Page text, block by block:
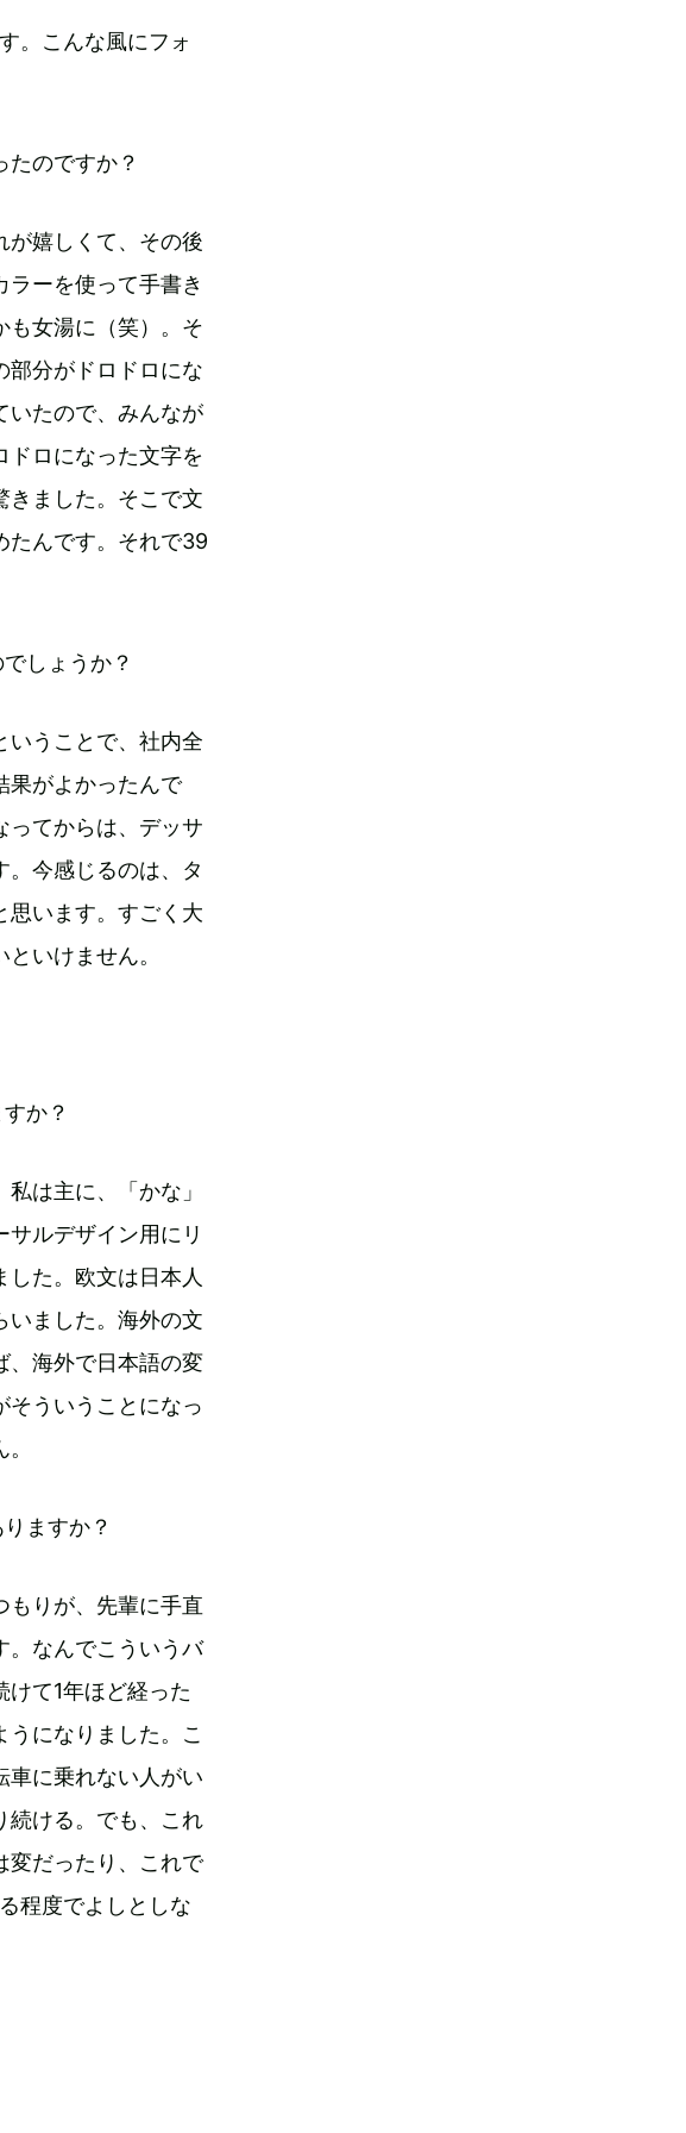
。こんな風にフォ
のですか？
が嬉しくて、その後
ーを使って手書き
も女湯に（笑）。そ
部分がドロドロにな
いたので、みんなが
ドロになった文字を
きました。そこで文
たんです。それで39
しょうか？
いうことで、社内全
果がよかったんで
ってからは、デッサ
。今感じるのは、タ
思います。すごく大
いけません。
か？
は主に、「かな」
ルデザイン用にリ
た。欧文は日本人
いました。海外の文
、海外で日本語の変
そういうことになっ
ますか？
もりが、先輩に手直
。なんでこういうバ
て1年ほど経った
になりました。こ
車に乗れない人がい
続ける。でも、これ
変だったり、これで
程度でよしとしな